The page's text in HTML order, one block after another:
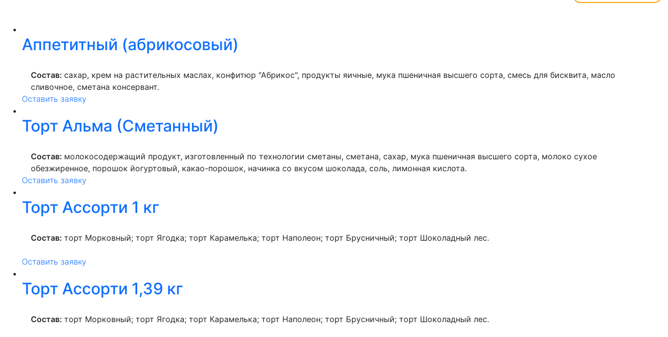
Аппетитный (абрикосовый)
Состав: сахар, крем на растительных маслах, конфитюр "Абрикос", продукты яичные, мука пшеничная высшего сорта, смесь для бисквита, масло
сливочное, сметана консервант.
Оставить заявку
Торт Альма (Сметанный)
Состав: молокосодержащий продукт, изготовленный по технологии сметаны, сметана, сахар, мука пшеничная высшего сорта, молоко сухое
обезжиренное, порошок йогуртовый, какао-порошок, начинка со вкусом шоколада, соль, лимонная кислота.
Оставить заявку
Торт Ассорти 1 кг
Состав: торт Морковный; торт Ягодка; торт Карамелька; торт Наполеон; торт Брусничный; торт Шоколадный лес.
Оставить заявку
Торт Ассорти 1,39 кг
Состав: торт Морковный; торт Ягодка; торт Карамелька; торт Наполеон; торт Брусничный; торт Шоколадный лес.